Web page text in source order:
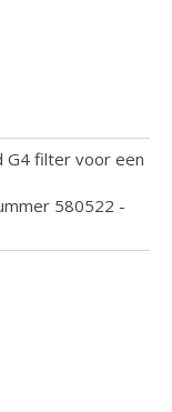
G4 filter voor een
580522 -